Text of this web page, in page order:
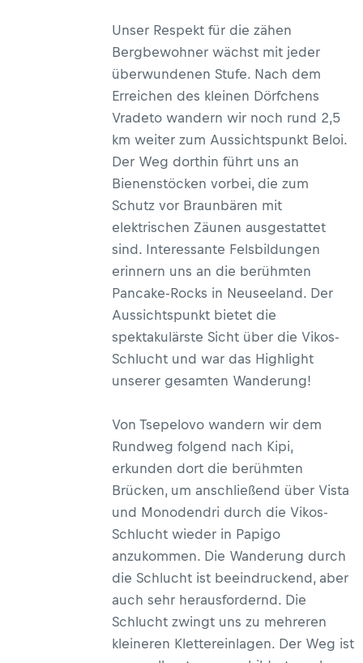
Unser Respekt für die zähen
Bergbewohner wächst mit jeder
überwundenen Stufe. Nach dem
Erreichen des kleinen Dörfchens
Vradeto wandern wir noch rund 2,5
km weiter zum Aussichtspunkt Beloi.
Der Weg dorthin führt uns an
Bienenstöcken vorbei, die zum
Schutz vor Braunbären mit
elektrischen Zäunen ausgestattet
sind. Interessante Felsbildungen
erinnern uns an die berühmten
Pancake-Rocks in Neuseeland. Der
Aussichtspunkt bietet die
spektakulärste Sicht über die Vikos-
Schlucht und war das Highlight
unserer gesamten Wanderung!
Von Tsepelovo wandern wir dem
Rundweg folgend nach Kipi,
erkunden dort die berühmten
Brücken, um anschließend über Vista
und Monodendri durch die Vikos-
Schlucht wieder in Papigo
anzukommen. Die Wanderung durch
die Schlucht ist beeindruckend, aber
auch sehr herausfordernd. Die
Schlucht zwingt uns zu mehreren
kleineren Klettereinlagen. Der Weg ist